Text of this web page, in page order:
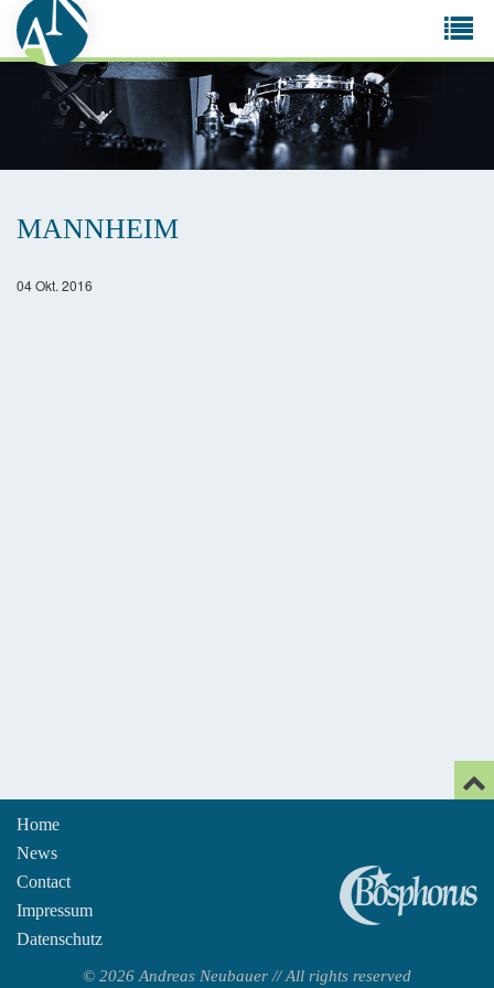
MANNHEIM
04 Okt. 2016
Home
News
Contact
Impressum
Datenschutz
© 2026 Andreas Neubauer // All rights reserved